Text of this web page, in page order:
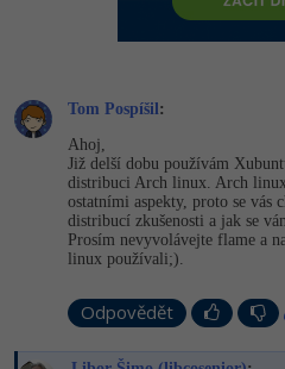
HTML5, CSS3,
SQL a databáze
Testování a verzování
UML a návrhové
React
Spring
PHP
JavaScript
Python
HTML / CSS
UML a návrhové vzory
MySQL/MariaDB
Vývojář mobilních
Webdesigner
Tester
Systémový
Grafik / UX/UI návrhář
-80%
C++ -80%
Swift -80%
Kotlin
C -80%
Digitální gramotnost
SEO -30%
UX
Business
Kryptoměny -25%
Tom Pospíšil:
Ahoj,
Již delší dobu používám
distribuci Arch linux. Arch
ostatními aspekty, proto se vás
distribucí zkušenosti a jak se
Prosím nevyvolávejte flame a
linux používali;).
Odpovědět